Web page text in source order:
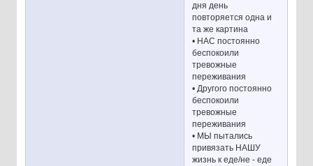
дня день
повторяется одна и
та же картина
• НАС постоянно
беспокоили
тревожные
переживания
• Другого постоянно
беспокоили
тревожные
переживания
• МЫ пытались
привязать НАШУ
жизнь к еде/не - еде